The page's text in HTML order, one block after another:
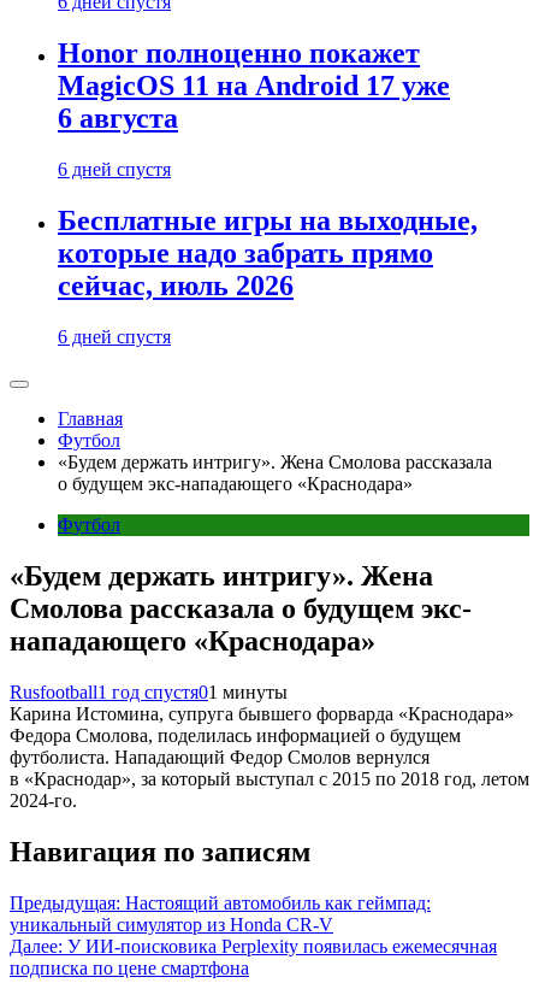
Honor полноценно покажет
MagicOS 11 на Android 17 уже
6 августа
6 дней спустя
Бесплатные игры на выходные,
которые надо забрать прямо
сейчас, июль 2026
6 дней спустя
Главная
Футбол
«Будем держать интригу». Жена Смолова рассказала
о будущем экс-нападающего «Краснодара»
Футбол
«Будем держать интригу». Жена
Смолова рассказала о будущем экс-
нападающего «Краснодара»
Rusfootball1 год спустя01 минуты
Карина Истомина, супруга бывшего форварда «Краснодара»
Федора Смолова, поделилась информацией о будущем
футболиста. Нападающий Федор Смолов вернулся
в «Краснодар», за который выступал с 2015 по 2018 год, летом
2024-го.
Навигация по записям
Предыдущая: Настоящий автомобиль как геймпад:
уникальный симулятор из Honda CR-V
Далее: У ИИ-поисковика Perplexity появилась ежемесячная
подписка по цене смартфона